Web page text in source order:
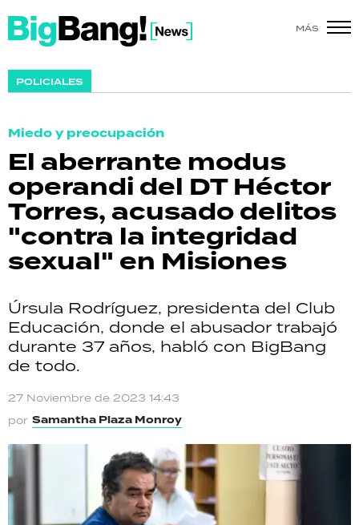
MÁS
POLICIALES
Miedo y preocupación
El aberrante modus
operandi del DT Héctor
Torres, acusado delitos
"contra la integridad
sexual" en Misiones
Úrsula Rodríguez, presidenta del Club
Educación, donde el abusador trabajó
durante 37 años, habló con BigBang
de todo.
27 Noviembre de 2023 14:43
por Samantha Plaza Monroy
SHOW
ACTUALIDAD
POLICIALES
ECONOMÍA
GRAN HERMANO
SALUD
DEPORTES
RECETAS
PALABRAS
HORÓSCOPO